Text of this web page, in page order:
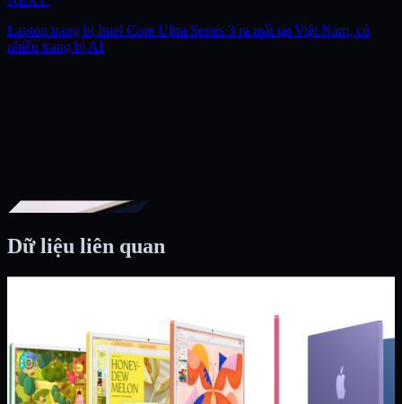
Laptop trang bị Intel Core Ultra Series 3 ra mắt tại Việt Nam, có
nhiều trang bị AI
Dữ liệu liên quan